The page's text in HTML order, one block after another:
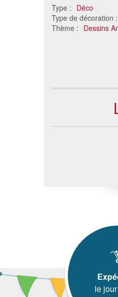
Type : Déco
Type de décoration :
Thème : Dessins
Décorations
le